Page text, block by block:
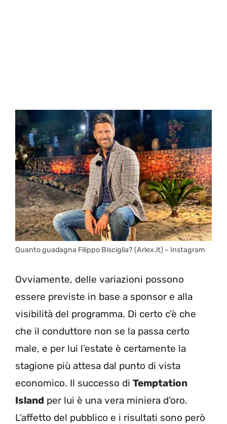
Quanto guadagna Filippo Bisciglia? (Arlex.it) – Instagram
Ovviamente, delle variazioni possono
essere previste in base a sponsor e alla
visibilità del programma. Di certo c’è che
che il conduttore non se la passa certo
male, e per lui l’estate è certamente la
stagione più attesa dal punto di vista
economico. Il successo di Temptation
Island per lui è una vera miniera d’oro.
L’affetto del pubblico e i risultati sono però